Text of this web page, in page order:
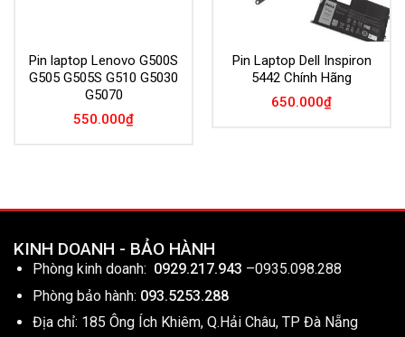
Pin laptop Lenovo G500S
G505 G505S G510 G5030
G5070
550.000₫
Pin Laptop Dell Inspiron
5442 Chính Hãng
650.000₫
KINH DOANH - BẢO HÀNH
Phòng kinh doanh: 0929.217.943 –0935.098.288
Phòng bảo hành: 093.5253.288
Địa chỉ: 185 Ông Ích Khiêm, Q.Hải Châu, TP Đà Nẵng